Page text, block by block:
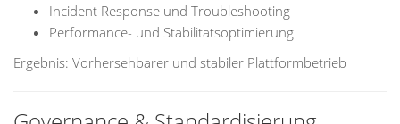
Incident Response und Troubleshooting
Performance- und Stabilitätsoptimierung
Ergebnis: Vorhersehbarer und stabiler Plattformbetrieb